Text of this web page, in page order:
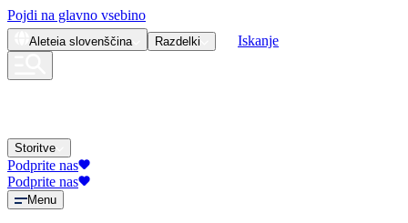
Pojdi na glavno vsebino
Aleteia slovenščina Razdelki Iskanje
Storitve
Podprite nas
Podprite nas
Menu